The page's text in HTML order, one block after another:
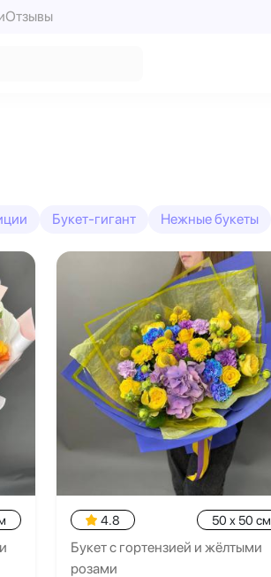
Отзывы
Букет-гигант Нежные букеты
4.8 50 x 50 см
Букет с гортензией и жёлтыми
розами